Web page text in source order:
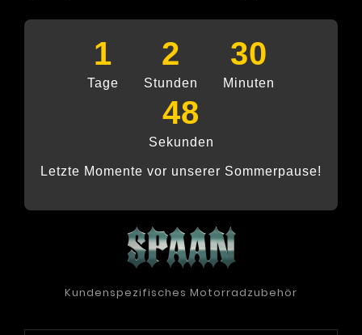
1
Tage
2
Stunden
30
Minuten
47
Sekunden
Letzte Momente vor unserer Sommerpause!
Kundenspezifisches Motorradzubehör